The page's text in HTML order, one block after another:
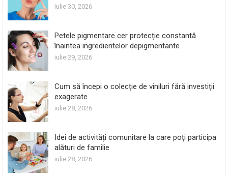
iulie 30, 2026
Petele pigmentare cer protecție constantă
înaintea ingredientelor depigmentante
iulie 29, 2026
Cum să începi o colecție de viniluri fără investiții
exagerate
iulie 28, 2026
Idei de activități comunitare la care poți participa
alături de familie
iulie 28, 2026